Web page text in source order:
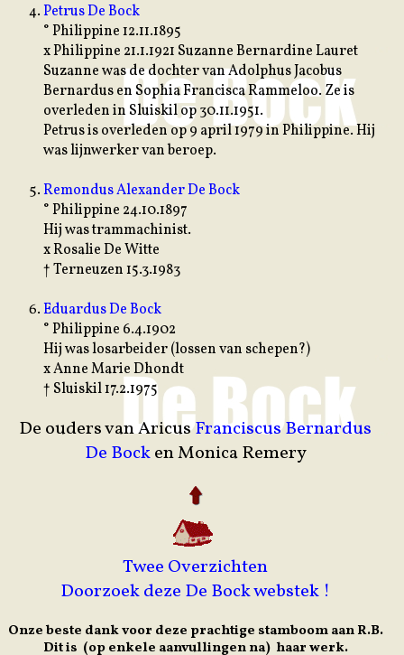
Petrus De Bock
° Philippine 12.11.1895
x Philippine 21.1.1921 Suzanne Bernardine Lauret
Suzanne was de dochter van Adolphus Jacobus
Bernardus en Sophia Francisca Rammeloo. Ze is
overleden in Sluiskil op 30.11.1951.
Petrus is overleden op 9 april 1979 in Philippine. Hij
was lijnwerker van beroep.
Remondus Alexander De Bock
° Philippine 24.10.1897
Hij was trammachinist.
x Rosalie De Witte
† Terneuzen 15.3.1983
Eduardus De Bock
° Philippine 6.4.1902
Hij was losarbeider (lossen van schepen?)
x Anne Marie Dhondt
† Sluiskil 17.2.1975
De ouders van AricusFranciscus Bernardus
De Bocken Monica Remery
Twee Overzichten
Doorzoek deze De Bock webstek !
Onze beste dank voor deze prachtige stamboom aan R.B.
Dit is (op enkele aanvullingen na) haar werk.